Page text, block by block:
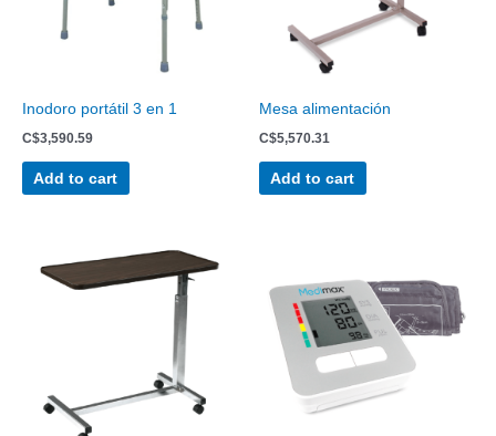
Inodoro portátil 3 en 1
C$3,590.59
Add to cart
Mesa alimentación
C$5,570.31
Add to cart